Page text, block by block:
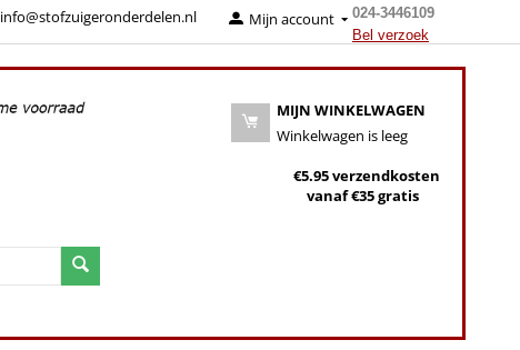
024-3446109
Bel verzoek
Mijn account
info@stofzuigeronderdelen.nl
MIJN WINKELWAGEN
Winkelwagen is leeg
€5.95 verzendkosten
vanaf €35 gratis